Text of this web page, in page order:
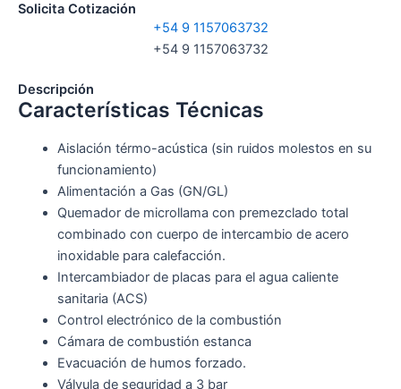
Solicita Cotización
+54 9 1157063732
+54 9 1157063732
Descripción
Características Técnicas
Aislación térmo-acústica (sin ruidos molestos en su
funcionamiento)
Alimentación a Gas (GN/GL)
Quemador de microllama con premezclado total
combinado con cuerpo de intercambio de acero
inoxidable para calefacción.
Intercambiador de placas para el agua caliente
sanitaria (ACS)
Control electrónico de la combustión
Cámara de combustión estanca
Evacuación de humos forzado.
Válvula de seguridad a 3 bar